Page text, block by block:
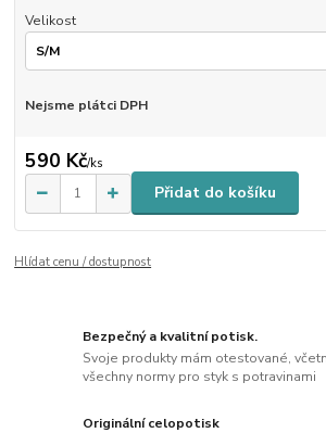
Velikost
Nejsme plátci DPH
590 Kč/ks
Přidat do košíku
Hlídat cenu / dostupnost
Bezpečný a kvalitní potisk.
Svoje produkty mám otestované,
všechny normy pro styk s potravinami
Originální celopotisk